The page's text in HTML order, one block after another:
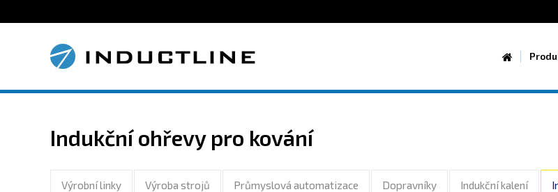
Indukční ohřevy pro kování
Výrobní linky Výroba strojů Průmyslová automatizace Dopravníky Indukční kalení